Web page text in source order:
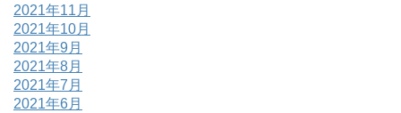
2021年11月
2021年10月
2021年9月
2021年8月
2021年7月
2021年6月